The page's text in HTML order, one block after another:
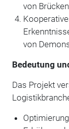
von
von
Bedeutung
Das Projekt